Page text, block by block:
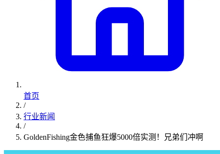
首页
/
行业新闻
/
GoldenFishing金色捕鱼狂爆5000倍实测！兄弟们冲啊